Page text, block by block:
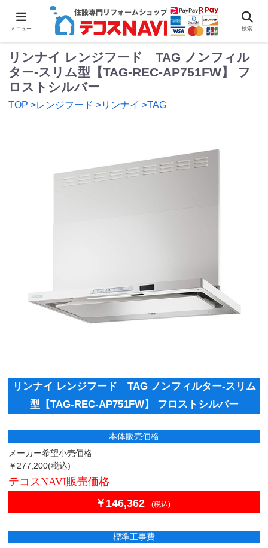
リンナイ レンジフード TAG ノンフィル
ター-スリム型【TAG-REC-AP751FW】 フ
ロストシルバー
TOP >レンジフード >リンナイ >TAG
リンナイ レンジフード TAG ノンフィルター-スリム
型【TAG-REC-AP751FW】 フロストシルバー
本体販売価格
メーカー希望小売価格
￥277,200(税込)
テコスNAVI販売価格
￥146,362
(税込)
標準工事費
メニュー 検索